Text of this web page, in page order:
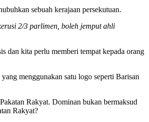
sebuah kerajaan persekutuan.
2/3 parlimen, boleh jemput ahli
dan kita perlu memberi tempat kepada orang
menggunakan satu logo seperti Barisan
Rakyat. Dominan bukan bermaksud
Rakyat?